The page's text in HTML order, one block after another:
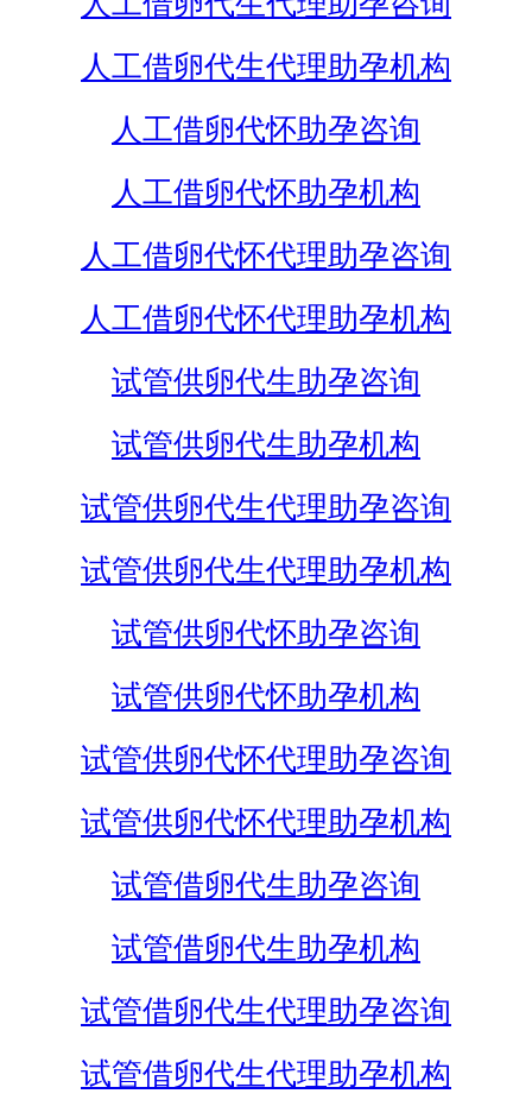
人工借卵代生代理助孕机构
人工借卵代怀助孕咨询
人工借卵代怀助孕机构
人工借卵代怀代理助孕咨询
人工借卵代怀代理助孕机构
试管供卵代生助孕咨询
试管供卵代生助孕机构
试管供卵代生代理助孕咨询
试管供卵代生代理助孕机构
试管供卵代怀助孕咨询
试管供卵代怀助孕机构
试管供卵代怀代理助孕咨询
试管供卵代怀代理助孕机构
试管借卵代生助孕咨询
试管借卵代生助孕机构
试管借卵代生代理助孕咨询
试管借卵代生代理助孕机构